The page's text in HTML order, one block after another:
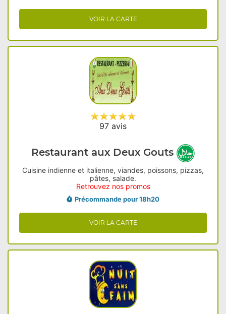
VOIR LA CARTE
97 avis
Restaurant aux Deux Gouts
Cuisine indienne et italienne, viandes, poissons, pizzas,
pâtes, salade.
Retrouvez nos promos
Précommande pour 18h20
VOIR LA CARTE